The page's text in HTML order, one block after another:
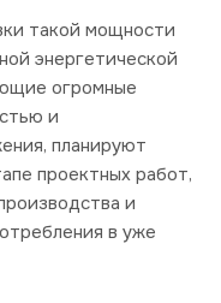
такой мощности
энергетической
огромные
и
планируют
проектных работ,
и
в уже